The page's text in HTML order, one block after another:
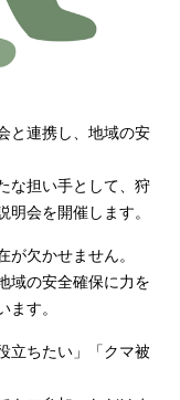
と連携し、地域の安
な担い手として、狩
会を開催します。
が欠かせません。
域の安全確保に力を
ます。
立ちたい」「クマ被